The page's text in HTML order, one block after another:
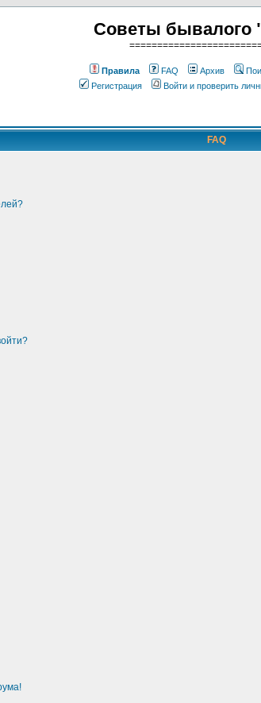
Советы бывалого
Правила FAQ Архив
Регистрация
Войти и проверить
FAQ